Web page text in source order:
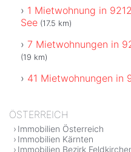
1 Mietwohnung in
See (17.5 km)
7 Mietwohnungen in
(19 km)
41 Mietwohnungen in
ÖSTERREICH
Immobilien Österreich
Immobilien Kärnten
Immobilien Bezirk